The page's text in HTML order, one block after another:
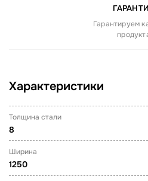
Гарантируем
Характеристики
Толщина стали
8
Ширина
1250